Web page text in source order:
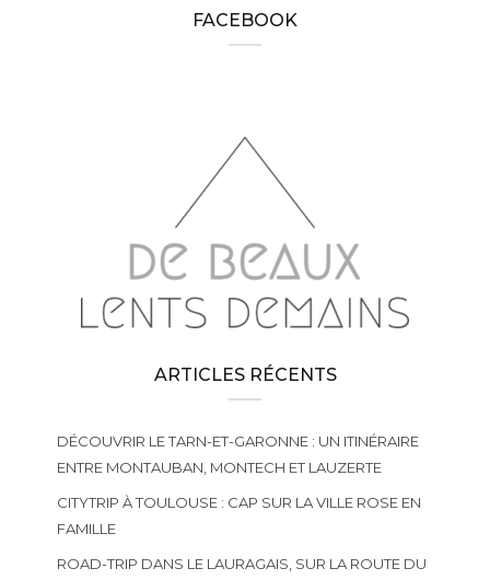
FACEBOOK
ARTICLES RÉCENTS
DÉCOUVRIR LE TARN-ET-GARONNE : UN ITINÉRAIRE
ENTRE MONTAUBAN, MONTECH ET LAUZERTE
CITYTRIP À TOULOUSE : CAP SUR LA VILLE ROSE EN
FAMILLE
ROAD-TRIP DANS LE LAURAGAIS, SUR LA ROUTE DU